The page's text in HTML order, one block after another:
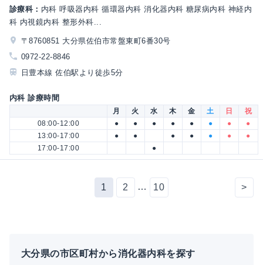
診療科： 内科 呼吸器内科 循環器内科 消化器内科 糖尿病内科 神経内
科 内視鏡内科 整形外科...
〒8760851 大分県佐伯市常盤東町6番30号
0972-22-8846
日豊本線 佐伯駅より徒歩5分
内科 診療時間
月 火 水 木 金 土 日
祝
08:00-12:00
● ● ● ● ● ● ●
●
13:00-17:00
● ● ● ● ● ●
●
17:00-17:00
●
1 2 … 10 >
大分県の市区町村から消化器内科を探す